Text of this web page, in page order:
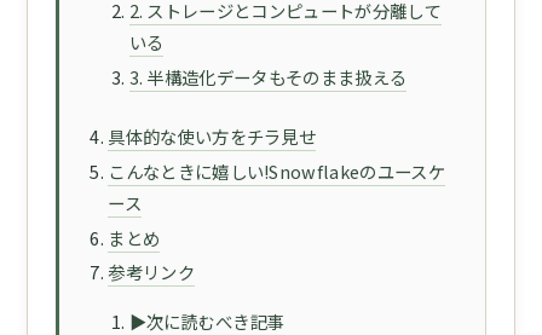
2. ストレージとコンピュートが分離して
いる
3. 半構造化データもそのまま扱える
具体的な使い方をチラ見せ
こんなときに嬉しい!Snowflakeのユースケ
ース
まとめ
参考リンク
▶次に読むべき記事